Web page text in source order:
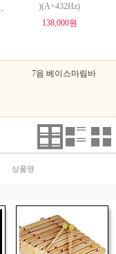
)(A=432Hz)
138,000원
7음 베이스마림바
상품명